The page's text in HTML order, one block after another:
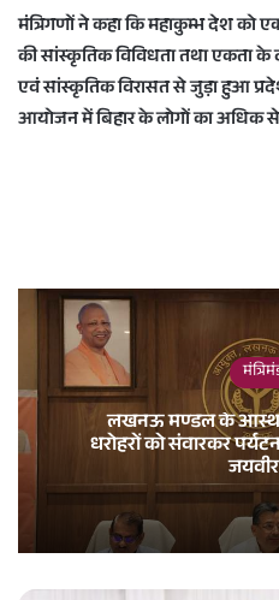
मंत्रिगणों ने कहा कि महाकुम्भ देश को
की सांस्कृतिक विविधता तथा एकता के
एवं सांस्कृतिक विरासत से जुड़ा हुआ
आयोजन में बिहार के लोगों का अधिक से
लखनऊ मण्डल के आस्था
धरोहरों को संवारकर